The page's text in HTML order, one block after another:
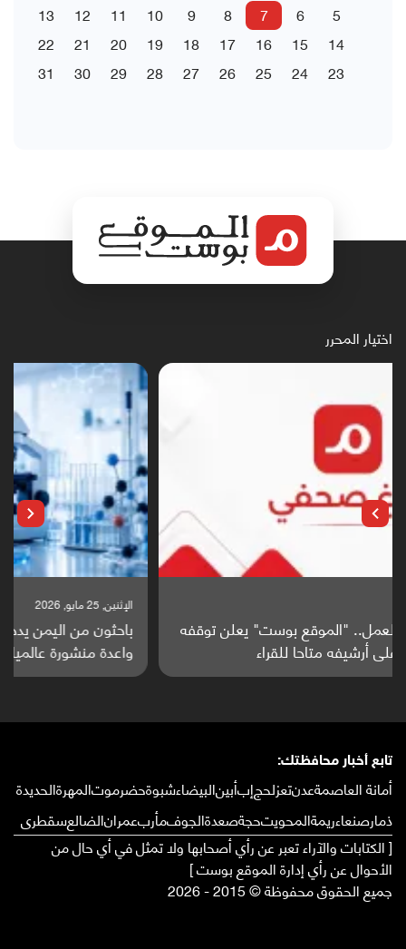
5
6
7
8
9
10
11
12
13
14
15
16
17
18
19
20
21
22
23
24
25
26
27
28
29
30
31
اختيار المحرر
باحثون من اليمن يدخلون سباق أبحاث ألزهايمر بدراسة
واعدة منشورة عالميا (ترجمة)
تابع أخبار محافظتك:
أمانة العاصمةعدنتعزلحجإبأبينالبيضاءشبوةحضرموتالمهرةالحديدة
ذمارصنعاءريمةالمحويتحجةصعدةالجوفمأربعمرانالضالعسقطرى
[ الكتابات والآراء تعبر عن رأي أصحابها ولا تمثل في أي حال من
الأحوال عن رأي إدارة الموقع بوست ]
جميع الحقوق محفوظة © 2015 - 2026